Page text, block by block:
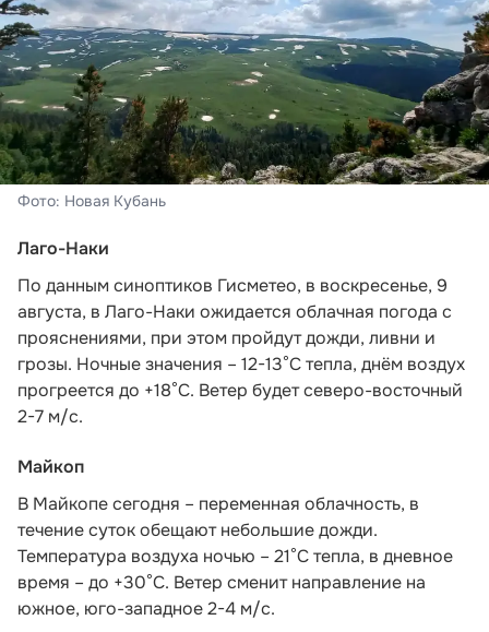
Фото: Новая Кубань
Лаго-Наки
По данным синоптиков Гисметео, в воскресенье, 9
августа, в Лаго-Наки ожидается облачная погода с
прояснениями, при этом пройдут дожди, ливни и
грозы. Ночные значения – 12-13°С тепла, днём воздух
прогреется до +18°С. Ветер будет северо-восточный
2-7 м/с.
Майкоп
В Майкопе сегодня – переменная облачность, в
течение суток обещают небольшие дожди.
Температура воздуха ночью – 21°С тепла, в дневное
время – до +30°С. Ветер сменит направление на
южное, юго-западное 2-4 м/с.